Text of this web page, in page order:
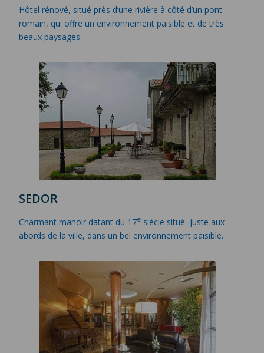
Hôtel rénové, situé près d’une rivière à côté d’un pont
romain, qui offre un environnement paisible et de très
beaux paysages.
SEDOR
Charmant manoir datant du 17e siècle situé juste aux
abords de la ville, dans un bel environnement paisible.